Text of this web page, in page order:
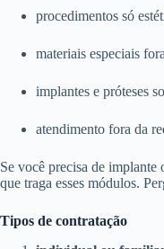
procedimentos só
materiais especiais
implantes e próteses
atendimento fora da
Se você precisa de implante
que traga esses módulos.
Tipos de contratação